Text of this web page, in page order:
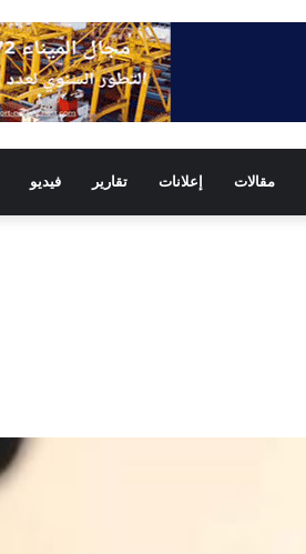
مقالات إعلانات تقارير فيديو